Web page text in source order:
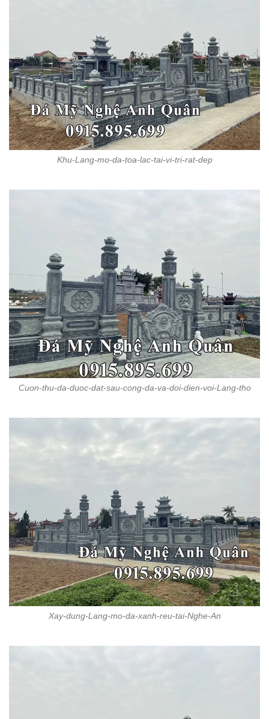
Khu-Lang-mo-da-toa-lac-tai-vi-tri-rat-dep
Cuon-thu-da-duoc-dat-sau-cong-da-va-doi-dien-voi-Lang-tho
Xay-dung-Lang-mo-da-xanh-reu-tai-Nghe-An